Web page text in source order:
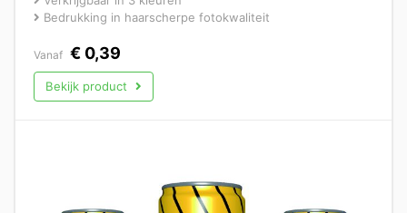
Bedrukking in haarscherpe fotokwaliteit
Vanaf € 0,39
Bekijk product